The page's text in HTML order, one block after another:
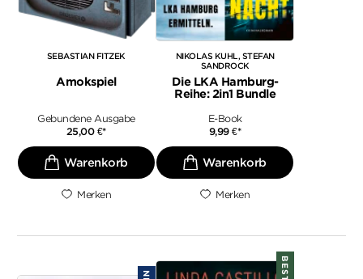
SEBASTIAN FITZEK
Amokspiel
Gebundene Ausgabe
25,00 €*
Merken
NIKOLAS KUHL STEFAN
SANDROCK
Die LKA Hamburg-
Reihe: 2in1 Bundle
E-Book
9,99€*
Merken